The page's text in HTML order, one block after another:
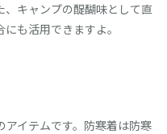
、キャンプの醍醐味として直
も活用できますよ。
イテムです。防寒着は防寒